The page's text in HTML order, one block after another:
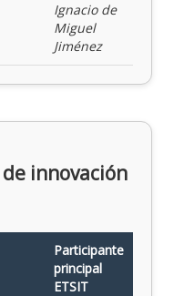
Ignacio de
Miguel
Jiménez
innovación
Participante
principal
ETSIT